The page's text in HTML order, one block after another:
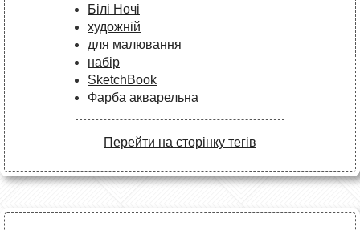
Білі Ночі
художній
для малювання
набір
SketchBook
Фарба акварельна
Перейти на сторінку тегів